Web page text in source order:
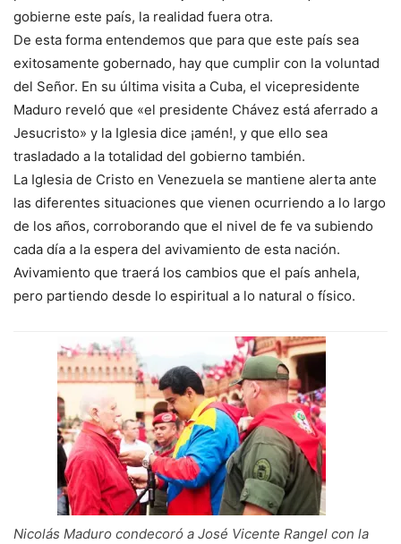
gobierne este país, la realidad fuera otra.
De esta forma entendemos que para que este país sea
exitosamente gobernado, hay que cumplir con la voluntad
del Señor. En su última visita a Cuba, el vicepresidente
Maduro reveló que «el presidente Chávez está aferrado a
Jesucristo» y la Iglesia dice ¡amén!, y que ello sea
trasladado a la totalidad del gobierno también.
La Iglesia de Cristo en Venezuela se mantiene alerta ante
las diferentes situaciones que vienen ocurriendo a lo largo
de los años, corroborando que el nivel de fe va subiendo
cada día a la espera del avivamiento de esta nación.
Avivamiento que traerá los cambios que el país anhela,
pero partiendo desde lo espiritual a lo natural o físico.
Nicolás Maduro condecoró a José Vicente Rangel con la